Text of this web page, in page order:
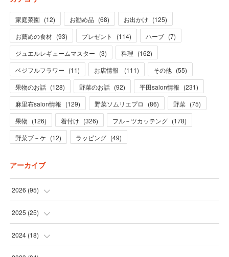
家庭菜園 (12) お勧め品 (68) お出かけ (125)
お薦めの食材 (93) プレゼント (114) ハーブ (7)
ジュエルレギュームマスター (3) 料理 (162)
ベジフルフラワー (11) お店情報 (111) その他 (55)
果物のお話 (128) 野菜のお話 (92) 平田salon情報 (231)
麻里布salon情報 (129) 野菜ソムリエプロ (86) 野菜 (75)
果物 (126) 着付け (326) フル－ツカッテング (178)
野菜ブ－ケ (12) ラッピング (49)
アーカイブ
2026 (95)
(5
(31 )
(28
2025 (25)
(3
2024(18)